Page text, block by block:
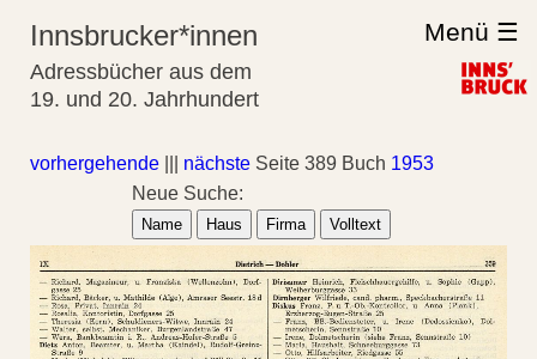
Innsbrucker*innen
Adressbücher aus dem
19. und 20. Jahrhundert
Menü ☰
vorhergehende nächste Seite 389 Buch 1953
Neue Suche:
Name Haus Firma Volltext